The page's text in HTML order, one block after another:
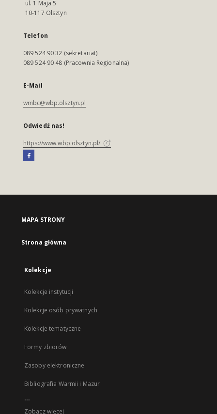
ul. 1 Maja 5
10-117 Olsztyn
Telefon
089 524 90 32 (sekretariat)
089 524 90 48 (Pracownia Regionalna)
E-Mail
wmbc@wbp.olsztyn.pl
Odwiedź nas!
https://www.wbp.olsztyn.pl/
MAPA STRONY
Strona główna
Kolekcje
Kolekcje instytucji
Kolekcje osób prywatnych
Kolekcje tematyczne
Formy zbiorów
Zasoby elektroniczne
Bibliografia Warmii i Mazur
...
Zobacz więcej